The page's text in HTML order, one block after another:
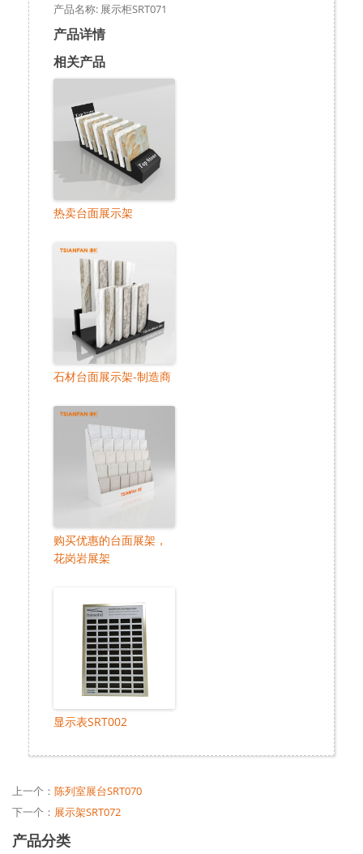
产品名称: 展示柜SRT071
产品详情
相关产品
热卖台面展示架
石材台面展示架-制造商
购买优惠的台面展架，
花岗岩展架
显示表SRT002
上一个： 陈列室展台SRT070
下一个： 展示架SRT072
产品分类